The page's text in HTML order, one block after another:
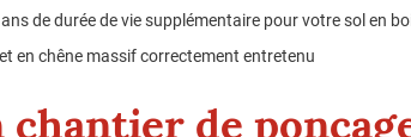
de durée de vie supplémentaire pour votre sol en
en chêne massif correctement entretenu
chantier de